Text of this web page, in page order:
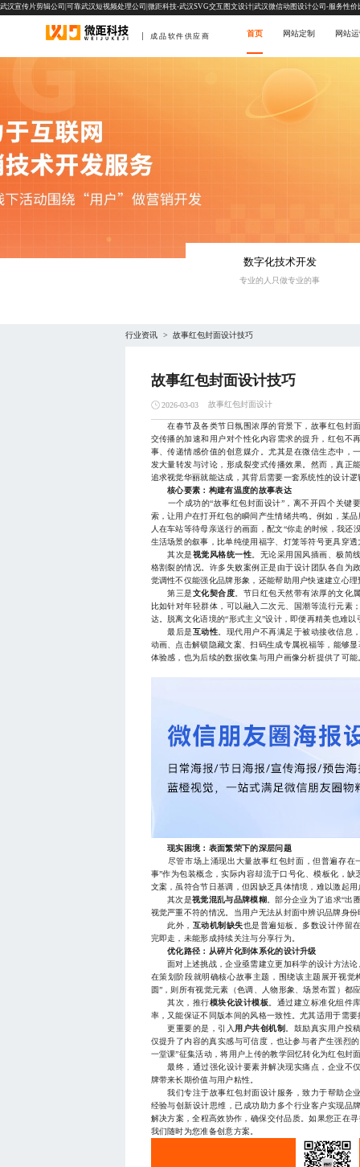
武汉宣传片剪辑公司|可靠武汉短视频处理公司|微距科技-武汉SVG交互图文设计|武汉微信动图设计公司-服务性价
成品软件供应商 首页 网站定制 网站
数字化技术开发
专业的人只做专业的事
行业资讯 > 故事红包封面设计技巧
故事红包封面设计技巧
2026-03-03 故事红包封面设计
在春节及各类节日氛围浓厚的背景下，故事红包封
交传播的加速和用户对个性化内容需求的提升，红包不
事、传递情感价值的创意媒介。尤其是在微信生态中，
发大量转发与讨论，形成裂变式传播效果。然而，真正
追求视觉华丽就能达成，其背后需要一套系统性的设计
核心要素：构建有温度的故事表达
一个成功的“故事红包封面设计”，离不开四个关键
索，让用户在打开红包的瞬间产生情绪共鸣。例如，某
人在车站等待母亲送行的画面，配文“你走的时候，我
生活场景的叙事，比单纯使用福字、灯笼等符号更具穿透
其次是视觉风格统一性 。无论采用国风插画、极简
格割裂的情况。许多失败案例正是由于设计团队各自为
觉调性不仅能强化品牌形象，还能帮助用户快速建立心理
第三是文化契合度 。节日红包天然带有浓厚的文化
比如针对年轻群体，可以融入二次元、国潮等流行元素
达。脱离文化语境的“形式主义”设计，即便再精美也难以
最后是互动性 。现代用户不再满足于被动接收信
动画、点击解锁隐藏文案、扫码生成专属祝福等，能够
体验感，也为后续的数据收集与用户画像分析提供了可能
现实困境：表面繁荣下的深层问题
尽管市场上涌现出大量故事红包封面，但普遍存在
事”作为包装概念，实际内容却流于口号化、模板化，
文案，虽符合节日基调，但因缺乏具体情境，难以激起用
其次是视觉混乱与品牌模糊 。部分企业为了追求“
视觉严重不符的情况。当用户无法从封面中辨识品牌身
此外， 互动机制缺失也是普遍短板。多数设计停留
完即走，未能形成持续关注与分享行为。
优化路径：从碎片化到体系化的设计升级
面对上述挑战，企业亟需建立更加科学的设计方法论
在策划阶段就明确核心故事主题，围绕该主题展开视
圆”，则所有视觉元素（色调、人物形象、场景布置）都
其次，推行模块化设计模板
。通过建立标准化组件
率，又能保证不同版本间的风格一致性。尤其适用于需
更重要的是，引入 用户共创机制
。鼓励真实用户投
仅提升了内容的真实感与可信度，也让参与者产生强烈
一堂课”征集活动，将用户上传的教学回忆转化为红包封
最终，通过强化设计要素并解决现实痛点，企业不
牌带来长期价值与用户粘性。
我们专注于故事红包封面设计服务，致力于帮助企
经验与创新设计思维，已成功助力多个行业客户实现品
解决方案，全程高效协作，确保交付品质。如果您正在
我们随时为您准备创意方案。